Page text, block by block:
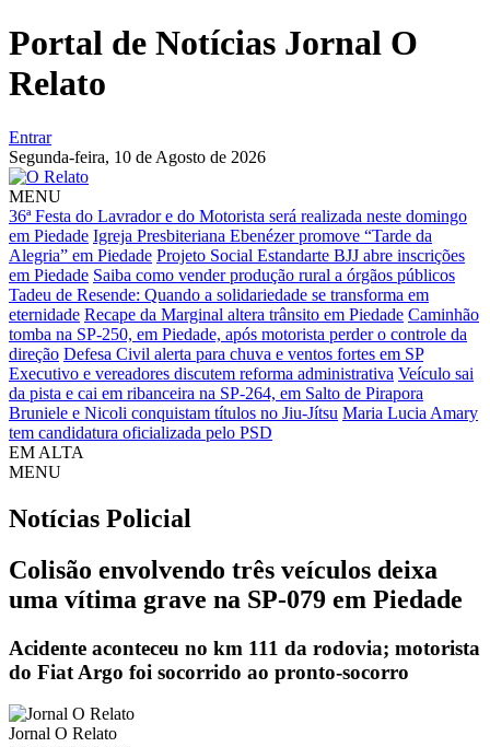
Portal de Notícias Jornal O
Relato
Entrar
Segunda-feira, 10 de Agosto de 2026
MENU
36ª Festa do Lavrador e do Motorista será realizada neste domingo
em Piedade Igreja Presbiteriana Ebenézer promove “Tarde da
Alegria” em Piedade Projeto Social Estandarte BJJ abre inscrições
em Piedade Saiba como vender produção rural a órgãos públicos
Tadeu de Resende: Quando a solidariedade se transforma em
eternidade Recape da Marginal altera trânsito em Piedade Caminhão
tomba na SP-250, em Piedade, após motorista perder o controle da
direção Defesa Civil alerta para chuva e ventos fortes em SP
Executivo e vereadores discutem reforma administrativa Veículo sai
da pista e cai em ribanceira na SP-264, em Salto de Pirapora
Bruniele e Nicoli conquistam títulos no Jiu-Jítsu Maria Lucia Amary
tem candidatura oficializada pelo PSD
EM ALTA
MENU
Notícias Policial
Colisão envolvendo três veículos deixa
uma vítima grave na SP-079 em Piedade
Acidente aconteceu no km 111 da rodovia; motorista
do Fiat Argo foi socorrido ao pronto-socorro
Jornal O Relato